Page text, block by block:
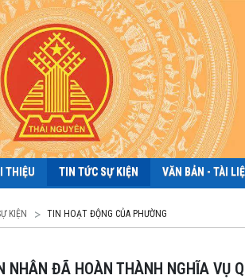
THIỆU TIN TỨC SỰ KIỆN VĂN BẢN - TÀI
KIỆN TIN HOẠT ĐỘNG CỦA PHƯỜNG
NHÂN ĐÃ HOÀN THÀNH NGHĨA VỤ